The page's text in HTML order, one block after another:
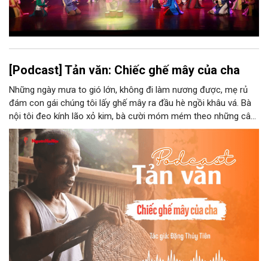
[Podcast] Tản văn: Chiếc ghế mây của cha
Những ngày mưa to gió lớn, không đi làm nương được, mẹ rủ
đám con gái chúng tôi lấy ghế mây ra đầu hè ngồi khâu vá. Bà
nội tôi đeo kính lão xỏ kim, bà cười móm mém theo những câu
chuyện kể tếu táo của đám trẻ chúng tôi. Chiếc ghế mây phát
ra âm thanh kin kít chịu đựng sức nặng cơ thể con người theo
những điệu cười khúc khích.